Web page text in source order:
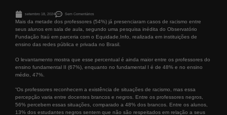
setembro 18, 2024 Sem Comentários
Mais da metade dos professores (54%) já presenciaram casos de racismo entre
seus alunos em sala de aula, segundo uma pesquisa inédita do Observatório
Fundação Itaú em parceria com o Equidade.Info, realizada em instituições de
ensino das redes pública e privada no Brasil.
O levantamento mostra que esse percentual é ainda maior entre os professores do
ensino fundamental II (67%), enquanto no fundamental I é de 48% e no ensino
médio, 47%.
“Os professores reconhecem a existência de situações de racismo, mas essa
percepção varia entre docentes brancos e negros. Entre os professores negros,
56% percebem essas situações, comparado a 48% dos brancos. Entre os alunos,
13% dos estudantes negros sentem que não são respeitados em relação a seus